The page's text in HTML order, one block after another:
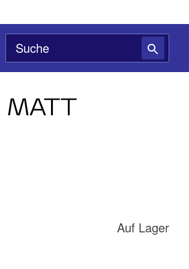
MATT
Auf Lager